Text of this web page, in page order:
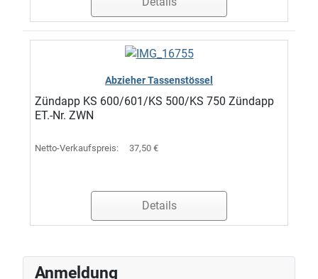
Abzieher Tassenstössel
Zündapp KS 600/601/KS 500/KS 750 Zündapp
ET.-Nr. ZWN
Netto-Verkaufspreis: 37,50 €
Details
Anmeldung